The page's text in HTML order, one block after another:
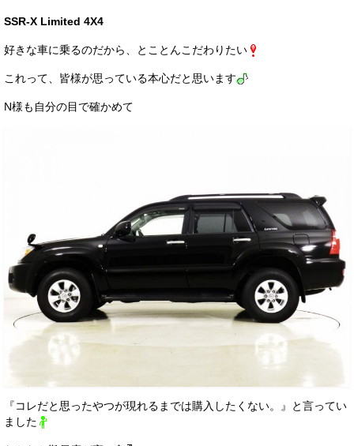
SSR-X Limited 4X4
好きな車に乗るのだから、とことんこだわりたい
これって、皆様が思っている本心だと思います
N様も自分の目で確かめて
『コレだと思ったやつが現れるまでは購入したくない。』と言ってい
ました